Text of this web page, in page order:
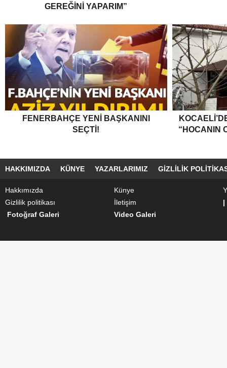
GEREĞINI YAPARIM”
FENERBAHÇE YENI BAŞKANINI
SEÇTI!
“HOCANIN
HAKKIMIZDA KÜNYE YAZARLARIMIZ GIZLILIK
Hakkımızda Künye
Gizlilik politikası
İletişim
|
Fotoğraf Galeri
Video Galeri